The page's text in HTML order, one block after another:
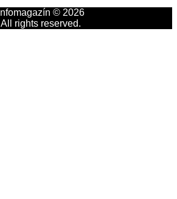
Infomagazín © 2026
All rights reserved.